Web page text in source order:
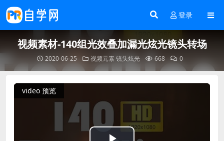
登录
视频素材-140组光效叠加漏光炫光镜头转场
2020-06-25 视频元素镜头炫光 668 0
video 预览